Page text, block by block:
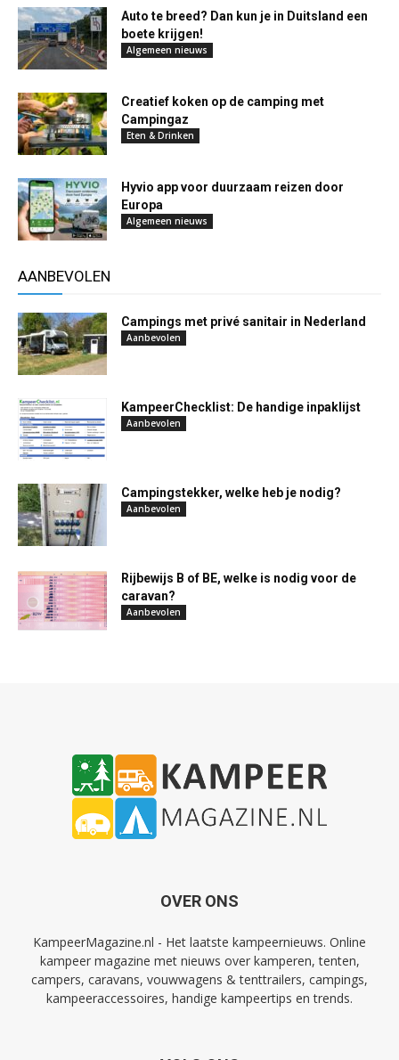
Auto te breed? Dan kun je in Duitsland een
boete krijgen!
Algemeen nieuws
Creatief koken op de camping met
Campingaz
Eten & Drinken
Hyvio app voor duurzaam reizen door
Europa
Algemeen nieuws
AANBEVOLEN
Campings met privé sanitair in Nederland
Aanbevolen
KampeerChecklist: De handige inpaklijst
Aanbevolen
Campingstekker, welke heb je nodig?
Aanbevolen
Rijbewijs B of BE, welke is nodig voor de
caravan?
Aanbevolen
OVER ONS
KampeerMagazine.nl - Het laatste kampeernieuws. Online
kampeer magazine met nieuws over kamperen, tenten,
campers, caravans, vouwwagens & tenttrailers, campings,
kampeeraccessoires, handige kampeertips en trends.